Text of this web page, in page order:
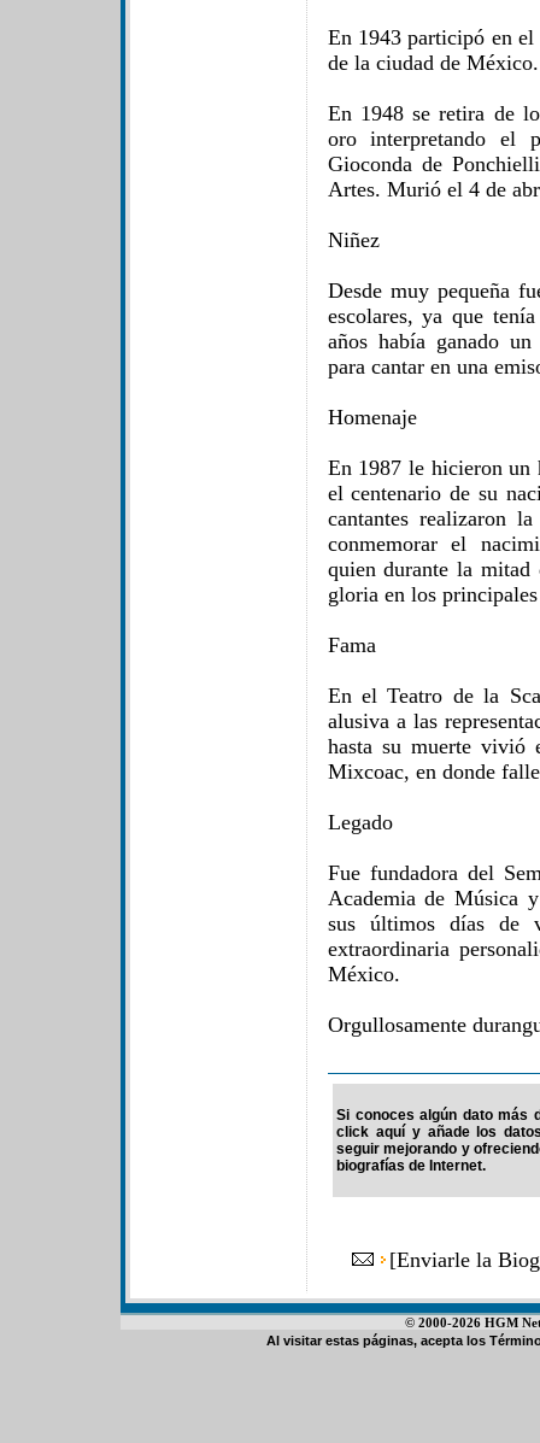
En 1943 participó en
de la ciudad de México.
En 1948 se retira de
oro interpretando el
Gioconda de
Artes. Murió el 4 de
Niñez
Desde muy pequeña
escolares, ya que
años había ganado
para cantar en una
Homenaje
En 1987 le hicieron un
el centenario de su
cantantes realizaron
conmemorar el
quien durante la
gloria en los
Fama
En el Teatro de la
alusiva a las
hasta su muerte vivió
Mixcoac, en donde
Legado
Fue fundadora del
Academia de Música
sus últimos días de
extraordinaria
México.
Orgullosamente
Si conoces algún dato más
click aquí y añade los
seguir mejorando y
biografías de Internet.
[Enviarle la
© 2000-2026 HGM
Al visitar estas páginas, acepta los